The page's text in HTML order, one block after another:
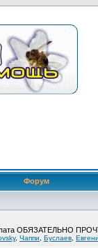
Форум
ОБЯЗАТЕЛЬНО
, Чаппи Буслаев